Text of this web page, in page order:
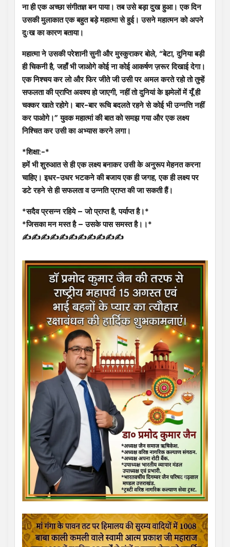
ना ही एक अच्छा संगीतज्ञ बन पाया। तब उसे बड़ा दुख हुआ। एक दिन
उसकी मुलाकात एक बहुत बड़े महात्मा से हुई। उसने महात्मन को अपने
दुःख का कारण बताया।
महात्मा ने उसकी परेशानी सुनी और मुस्कुराकर बोले, “बेटा, दुनिया बड़ी
ही चिकनी है, जहाँ भी जाओगे कोई ना कोई आकर्षण ज़रूर दिखाई देगा।
एक निश्चय कर लो और फिर जीते जी उसी पर अमल करते रहो तो तुम्हें
सफलता की प्राप्ति अवश्य हो जाएगी, नहीं तो दुनियां के झमेलों में यूँ ही
चक्कर खाते रहोगे। बार-बार रूचि बदलते रहने से कोई भी उन्नत्ति नहीं
कर पाओगे।” युवक महात्मां की बात को समझ गया और एक लक्ष्य
निश्चित कर उसी का अभ्यास करने लगा।
*शिक्षा:-*
हमें भी शुरुआत से ही एक लक्ष्य बनाकर उसी के अनुरूप मेहनत करना
चाहिए। इधर-उधर भटकने की बजाय एक ही जगह, एक ही लक्ष्य पर
डटे रहने से ही सफलता व उन्नति प्राप्त की जा सकती हैं।
*सदैव प्रसन्न रहिये – जो प्राप्त है, पर्याप्त है।*
*जिसका मन मस्त है – उसके पास समस्त है।।*
✍️✍️✍️✍️✍️✍️✍️✍️✍️✍️✍️